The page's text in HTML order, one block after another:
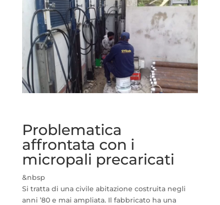
Problematica
affrontata con i
micropali precaricati
&nbsp
Si tratta di una civile abitazione costruita negli
anni ’80 e mai ampliata. Il fabbricato ha una